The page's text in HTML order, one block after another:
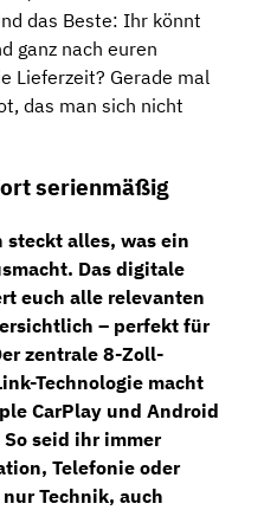
das Beste: Ihr könnt
ganz nach euren
Lieferzeit? Gerade mal
das man sich nicht
serienmäßig
alles, was ein
Das digitale
euch alle relevanten
– perfekt für
zentrale 8-Zoll-
Technologie macht
CarPlay und Android
seid ihr immer
Telefonie oder
Technik, auch